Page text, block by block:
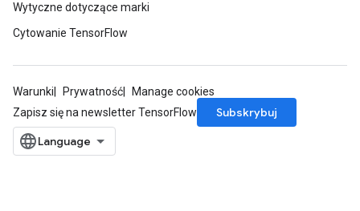
Wytyczne dotyczące marki
Cytowanie TensorFlow
Warunki Prywatność
Manage cookies
Zapisz się na newsletter TensorFlow
Subskrybuj